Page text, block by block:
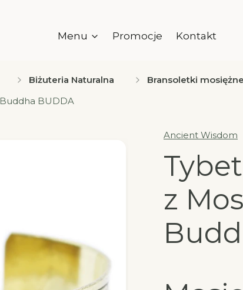
Menu Promocje Kontakt
Biżuteria Naturalna
Bransoletki
BUDDA
Ancient Wisdom
z